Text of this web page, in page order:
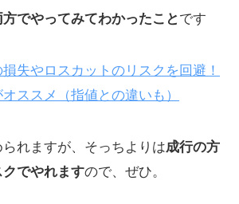
サヤどりすればポイン
でやってみてわかったこと です
失やロスカットのリスクを回避！
ススメ（指値との違いも）
れますが、そっちよりは成行の方
でやれますので、ぜひ。